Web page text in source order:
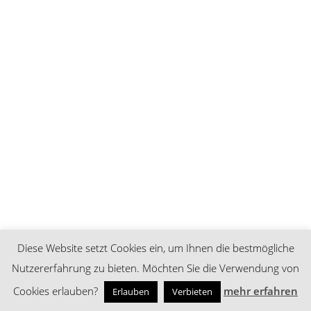
Diese Website setzt Cookies ein, um Ihnen die bestmögliche
Nutzererfahrung zu bieten. Möchten Sie die Verwendung von
Cookies erlauben?
Erlauben Verbieten mehr erfahren